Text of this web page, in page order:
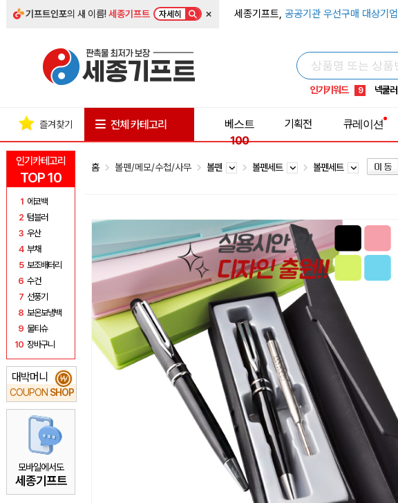
기프트인포의 새 이름!세종기프트 자세히 × 세종기프트, 공공기관 우선구매 대상기업
인기키워드
5 키캡
8 쿨토시
9 넥쿨러
1 선풍기
인기카테고리
TOP 10
1 에코백
2 텀블러
3 우산
4 부채
5 보조배터리
6 수건
7 선풍기
8 보온보냉백
9 물티슈
10 장바구니
대박머니
COUPON SHOP
₩
모바일에서도
세종기프트
즐겨찾기 전체 카테고리
베스트
100
기획전 큐레이션
홈 볼펜/메모/수첩/사무 볼펜 볼펜세트 볼펜세트